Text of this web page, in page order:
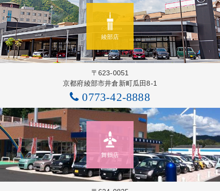
綾部店
〒623-0051
京都府綾部市井倉新町瓜田8-1
0773-42-8888
舞鶴店